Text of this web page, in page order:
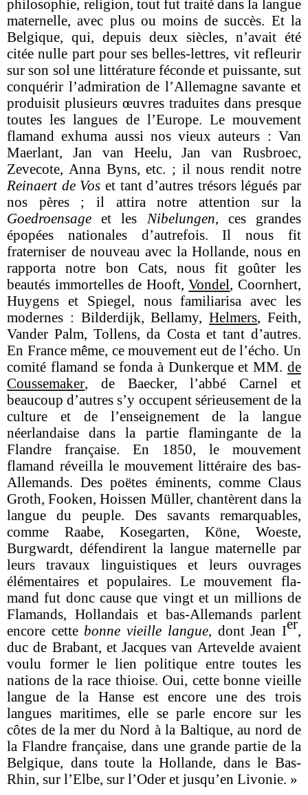
philosophie, religion, tout fut traité dans la langue
maternelle, avec plus ou moins de succès. Et la
Belgique, qui, depuis deux siècles, n’avait été
citée nulle part pour ses belles-lettres, vit refleurir
sur son sol une littérature féconde et puissante, sut
conquérir l’admiration de l’Allemagne savante et
produisit plusieurs œuvres traduites dans presque
toutes les langues de l’Eu­rope. Le mouvement
flamand exhuma aussi nos vieux auteurs : Van
Maerlant, Jan van Heelu, Jan van Rusbroec,
Zevecote, Anna Byns, etc. ; il nous rendit notre
Reinaert de Vos et tant d’autres trésors légués par
nos pères ; il attira notre attention sur la
Goedroensageet les Nibelungen, ces grandes
épopées nationales d’autrefois. Il nous fit
fraterniser de nouveau avec la Hollande, nous en
rapporta notre bon Cats, nous fit goûter les
beautés imm­ortelles de Hooft,Vondel, Coornhert,
Huygens et Spiegel, nous familiarisa avec les
modernes : Bilderdijk, Bellamy,Helmers, Feith,
Vander Palm, Tollens, da Costa et tant d’autres.
En France même, ce mouvement eut de l’écho. Un
comité flamand se fonda à Dunkerque et MM. de
Coussemaker, de Baecker, l’abbé Carnel et
beaucoup d’autres s’y occupent sérieusement de la
culture et de l’enseignement de la langue
néerlandaise dans la par­tie flamingante de la
Flandre française. En 1850, le mouvement
flamand réveilla le mouvement littéraire des bas-
Allemands. Des poëtes éminents, comme Claus
Groth, Fooken, Hoissen Müller, chantèrent dans la
langue du peuple. Des savants remarquables,
comme Raabe, Kosegarten, Köne, Woeste,
Burgwardt, défendirent la langue maternelle par
leurs travaux linguistiques et leurs ouvrages
élémentaires et populaires. Le mouvement fla­
mand fut donc cause que vingt et un millions de
Flamands, Hollandais et bas-Allemands parlent
encore cettebonne vieille langue, dont Jean Ier,
duc de Brabant, et Jacques van Artevelde avaient
voulu former le lien politique entre toutes les
nations de la race thioise. Oui, cette bonne vieille
langue de la Hanse est encore une des trois
langues maritimes, elle se parle encore sur les
côtes de la mer du Nord à la Baltique, au nord de
la Flandre française, dans une grande partie de la
Belgique, dans toute la Hollande, dans le Bas-
Rhin, sur l’Elbe, sur l’Oder et jusqu’en Livonie. »